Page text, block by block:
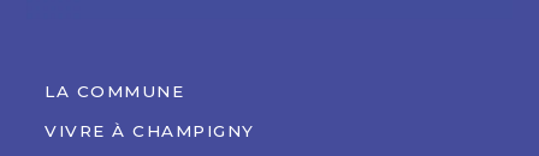
LA COMMUNE
VIVRE À CHAMPIGNY